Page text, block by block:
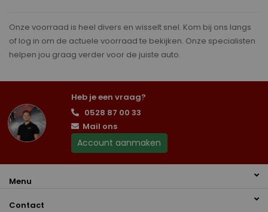
Onze voorraad is heel divers en wisselt snel. Kom bij ons langs
of log in om de actuele voorraad te bekijken. Onze specialisten
helpen jou graag verder voor de juiste auto.
Heb je een vraag?
0528 87 00 33
Mail ons
Account aanmaken
Menu
Contact